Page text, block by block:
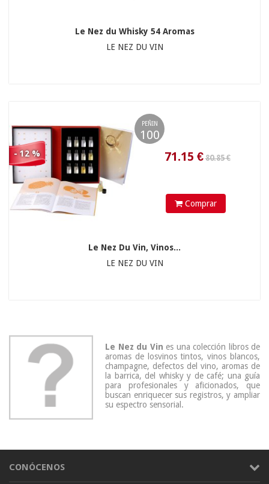
Le Nez du Whisky 54 Aromas
LE NEZ DU VIN
- 12 %
PEÑIN
100
Comprar
Le Nez Du Vin, Vinos...
LE NEZ DU VIN
Le Nez du Vin es una colección libros de
aromas de losvinos tintos, vinos blancos,
champagne, defectos del vino, aromas de
la barrica, del whisky y de café; una guía
para profesionales y aficionados, que
buscan enriquecer sus registros, y ampliar
su espectro sensorial.
CONÓCENOS